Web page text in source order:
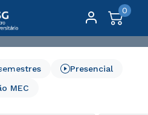
0
MEC
Presencial